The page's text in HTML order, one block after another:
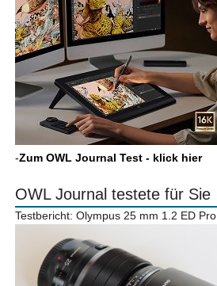
-Zum OWL Journal Test - klick hier
OWL Journal testete für Sie
Testbericht: Olympus 25 mm 1.2 ED Pro